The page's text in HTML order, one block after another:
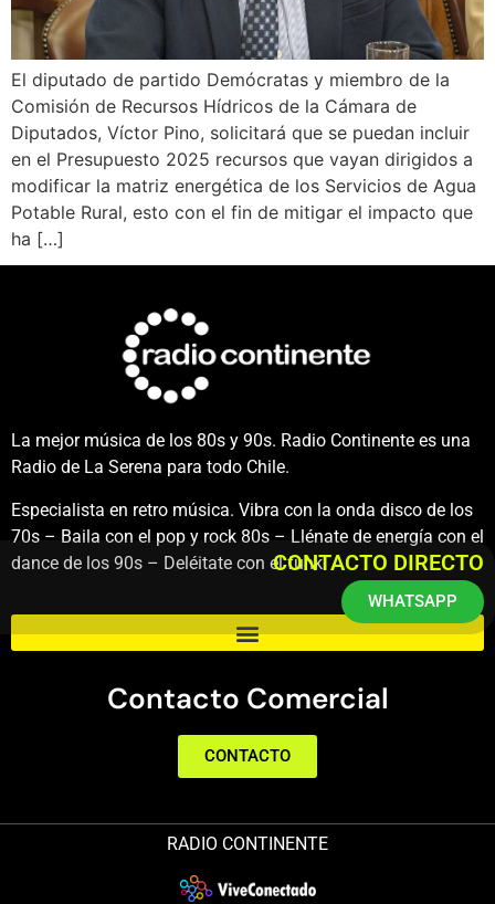
El diputado de partido Demócratas y miembro de la
Comisión de Recursos Hídricos de la Cámara de
Diputados, Víctor Pino, solicitará que se puedan incluir
en el Presupuesto 2025 recursos que vayan dirigidos a
modificar la matriz energética de los Servicios de Agua
Potable Rural, esto con el fin de mitigar el impacto que
ha […]
La mejor música de los 80s y 90s. Radio Continente es una
Radio de La Serena para todo Chile.
Especialista en retro música. Vibra con la onda disco de los
70s – Baila con el pop y rock 80s – Llénate de energía con el
dance de los 90s – Deléitate con el funk.
Contacto Comercial
CONTACTO
RADIO CONTINENTE
CONTACTO DIRECTO
WHATSAPP